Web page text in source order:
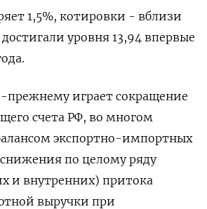
1,5%, котировки - вблизи
уровня 13,94 впервые
прежнему играет сокращение
счета РФ, во многом
экспортно-импортных
по целому ряду
и внутренних) притока
выручки при